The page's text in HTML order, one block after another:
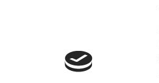
VERMO AREENA